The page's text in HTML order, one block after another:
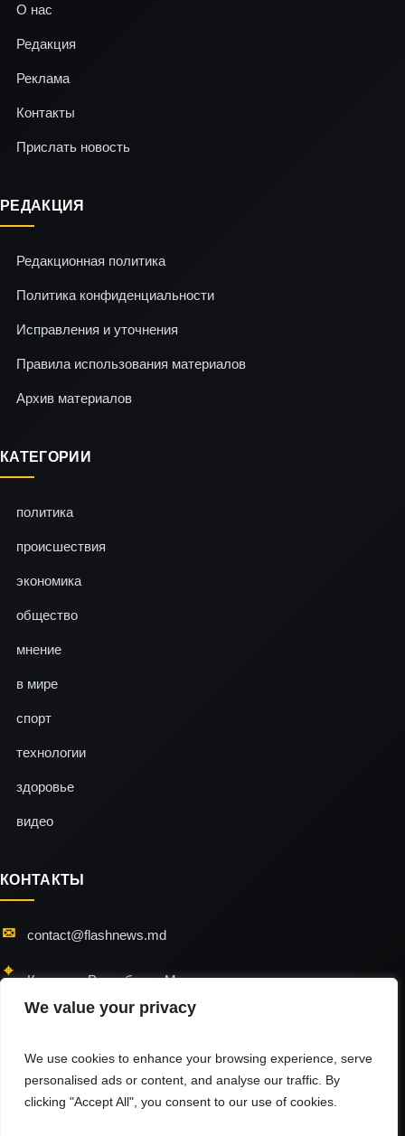
We value your privacy
We use cookies to enhance your browsing experience, serve
personalised ads or content, and analyse our traffic. By
clicking "Accept All", you consent to our use of cookies.
О нас
Редакция
Реклама
Контакты
Прислать новость
РЕДАКЦИЯ
Редакционная политика
Политика конфиденциальности
Исправления и уточнения
Правила использования материалов
Архив материалов
КАТЕГОРИИ
политика
происшествия
экономика
общество
мнение
в мире
спорт
технологии
здоровье
видео
КОНТАКТЫ
contact@flashnews.md
Кишинэу, Республика Молдова
flashnews © 2026 / All Rights Reserved